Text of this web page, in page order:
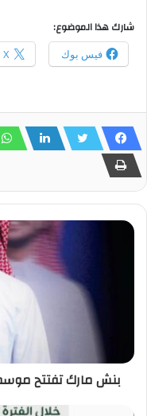
شارك هذا الموضوع:
فيس بوك X
بنش مارك تفتتح